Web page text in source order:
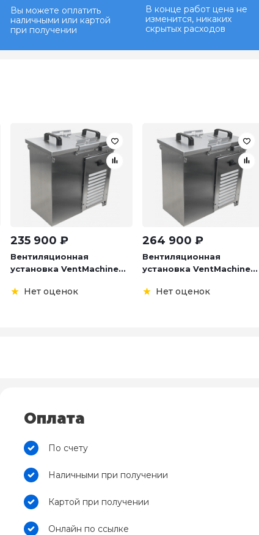
Вы можете оплатить
наличными или картой
при получении
В конце работ цена не
изменится, никаких
скрытых расходов
235 900 ₽
Вентиляционная
установка VentMachine...
Нет оценок
264 900 ₽
Вентиляционная
установка VentMachine...
Нет оценок
Оплата
По счету
Наличными при получении
Картой при получении
Онлайн по ссылке